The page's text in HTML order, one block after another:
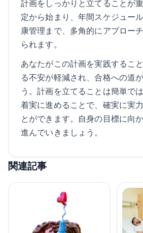
計画をしっかりと立てることが
定から始まり、年間スケジュー
康管理まで、多角的にアプロー
られます。
あなたがこの計画を実践するこ
る不安が軽減され、合格への道
う。計画を立てることは簡単で
着実に進めることで、確実に実
とができます。自身の目標に向
進んでいきましょう。
関連記事